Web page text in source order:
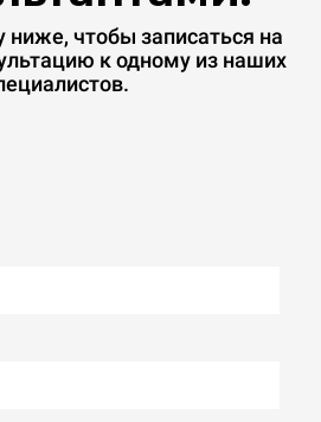
чтобы записаться на
к одному из наших